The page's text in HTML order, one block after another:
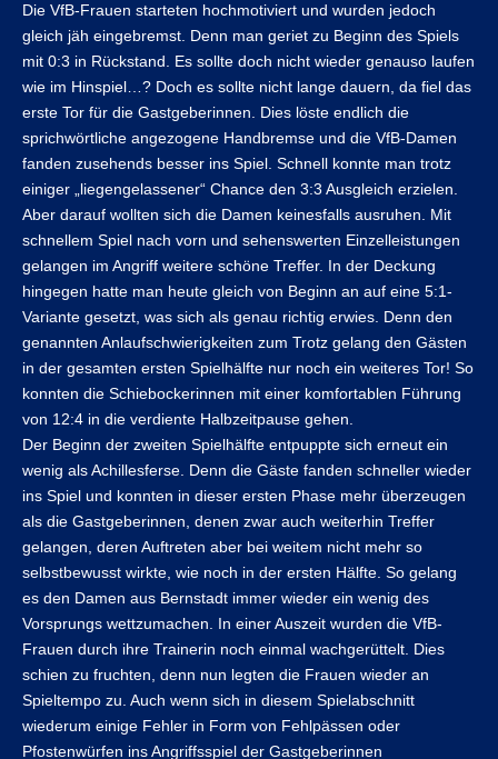
Die VfB-Frauen starteten hochmotiviert und wurden jedoch
gleich jäh eingebremst. Denn man geriet zu Beginn des Spiels
mit 0:3 in Rückstand. Es sollte doch nicht wieder genauso laufen
wie im Hinspiel…? Doch es sollte nicht lange dauern, da fiel das
erste Tor für die Gastgeberinnen. Dies löste endlich die
sprichwörtliche angezogene Handbremse und die VfB-Damen
fanden zusehends besser ins Spiel. Schnell konnte man trotz
einiger „liegengelassener“ Chance den 3:3 Ausgleich erzielen.
Aber darauf wollten sich die Damen keinesfalls ausruhen. Mit
schnellem Spiel nach vorn und sehenswerten Einzelleistungen
gelangen im Angriff weitere schöne Treffer. In der Deckung
hingegen hatte man heute gleich von Beginn an auf eine 5:1-
Variante gesetzt, was sich als genau richtig erwies. Denn den
genannten Anlaufschwierigkeiten zum Trotz gelang den Gästen
in der gesamten ersten Spielhälfte nur noch ein weiteres Tor! So
konnten die Schiebockerinnen mit einer komfortablen Führung
von 12:4 in die verdiente Halbzeitpause gehen.
Der Beginn der zweiten Spielhälfte entpuppte sich erneut ein
wenig als Achillesferse. Denn die Gäste fanden schneller wieder
ins Spiel und konnten in dieser ersten Phase mehr überzeugen
als die Gastgeberinnen, denen zwar auch weiterhin Treffer
gelangen, deren Auftreten aber bei weitem nicht mehr so
selbstbewusst wirkte, wie noch in der ersten Hälfte. So gelang
es den Damen aus Bernstadt immer wieder ein wenig des
Vorsprungs wettzumachen. In einer Auszeit wurden die VfB-
Frauen durch ihre Trainerin noch einmal wachgerüttelt. Dies
schien zu fruchten, denn nun legten die Frauen wieder an
Spieltempo zu. Auch wenn sich in diesem Spielabschnitt
wiederum einige Fehler in Form von Fehlpässen oder
Pfostenwürfen ins Angriffsspiel der Gastgeberinnen